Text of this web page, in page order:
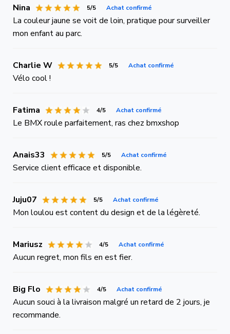
Nina 5/5 Achat confirmé
La couleur jaune se voit de loin, pratique pour surveiller
mon enfant au parc.
Charlie W 5/5 Achat confirmé
Vélo cool !
Fatima 4/5 Achat confirmé
Le BMX roule parfaitement, ras chez bmxshop
Anais33 5/5 Achat confirmé
Service client efficace et disponible.
Juju07 5/5 Achat confirmé
Mon loulou est content du design et de la légèreté.
Mariusz 4/5 Achat confirmé
Aucun regret, mon fils en est fier.
Big Flo 4/5 Achat confirmé
Aucun souci à la livraison malgré un retard de 2 jours, je
recommande.